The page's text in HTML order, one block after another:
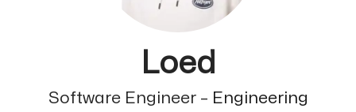
Loed
Software Engineer – Engineering